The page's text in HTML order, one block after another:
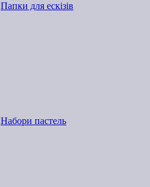
Папки для ескізів
Набори пастель